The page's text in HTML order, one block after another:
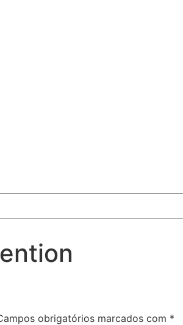
obrigatórios marcados com *